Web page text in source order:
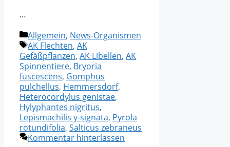
…
Kategorien
Allgemein, News-Organismen
Schlagwörter
AK Flechten, AK
Gefäßpflanzen, AK Libellen, AK
Spinnentiere, Bryoria
fuscescens, Gomphus
pulchellus, Hemmersdorf,
Heterocordylus genistae,
Hylyphantes nigritus,
Lepismachilis y-signata, Pyrola
rotundifolia, Salticus zebraneus
Kommentar hinterlassen